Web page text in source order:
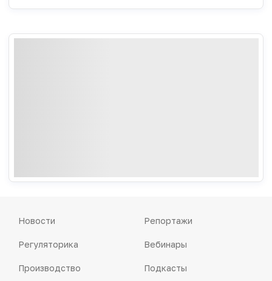
Новости
Регуляторика
Производство
Репортажи
Вебинары
Подкасты